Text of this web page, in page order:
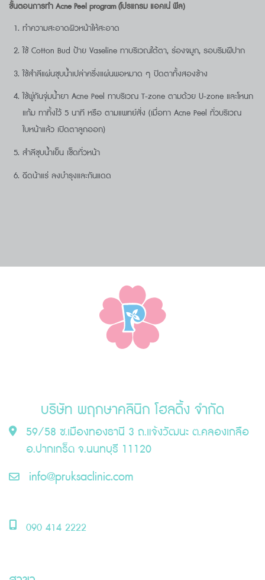
ขั้นตอนการทำ Acne Peel program (โปรแกรม แอคเน่ พีล)
ทำความสะอาดผิวหน้าให้สะอาด
ใช้ Cotton Bud ป้าย Vaseline ทาบริเวณใต้ตา, ร่องจมูก, รอบริมฝีปาก
ใช้สำลีแผ่นชุบน้ำเปล่าครึ่งแผ่นพอหมาด ๆ ปิดตาทั้งสองข้าง
ใช้พู่กันจุ่มน้ำยา Acne Peel ทาบริเวณ T-zone ตามด้วย U-zone และโหนก
แก้ม ทาทิ้งไว้ 5 นาที หรือ ตามแพทย์สั่ง (เมื่อทา Acne Peel ทั่วบริเวณ
ใบหน้าแล้ว เปิดตาลูกออก)
สำลีชุบน้ำเย็น เช็ดทั่วหน้า
ฉีดน้าแร่ ลงบำรุงและกันแดด
บริษัท พฤกษาคลินิก โฮลดิ้ง จำกัด
59/58 ซ.เมืองทองธานี 3 ถ.แจ้งวัฒนะ ต.คลองเกลือ
อ.ปากเกร็ด จ.นนทบุรี 11120
info@pruksaclinic.com
090 414 2222